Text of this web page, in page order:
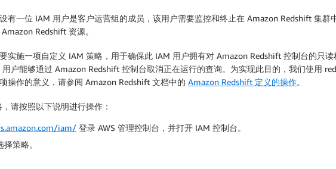
有一位 IAM 用户是客户运营组的成员，该用户需要监控和终止在 Amazon Redshift 集
Redshift 资源。
实施一项自定义 IAM 策略，用于确保此 IAM 用户拥有对 Amazon Redshift 控制台的只
户能够通过 Amazon Redshift 控制台取消正在运行的查询。为实现此目的，我们使用
操作的意义，请参阅 Amazon Redshift 文档中的 Amazon Redshift 定义的操作。
请按照以下说明进行操作：
iam/ 登录 AWS 管理控制台，并打开 IAM 控制台。
择策略。